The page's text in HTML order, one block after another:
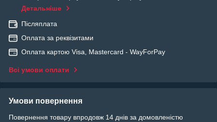
Детальніше
Післяплата
Оплата за реквізитами
Оплата картою Visa, Mastercard - WayForPay
Всі умови оплати
Умови повернення
Повернення товару впродовж 14 днів за домовленістю